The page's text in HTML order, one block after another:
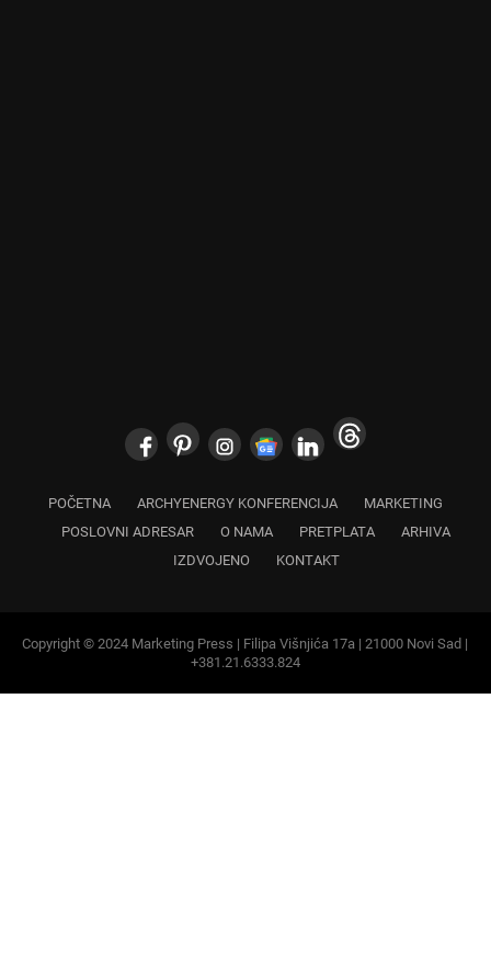
POSLOVNI ADRESAR
O NAMA PRETPLATA
IZDVOJENO
KONTAKT
+381.21.6333.824